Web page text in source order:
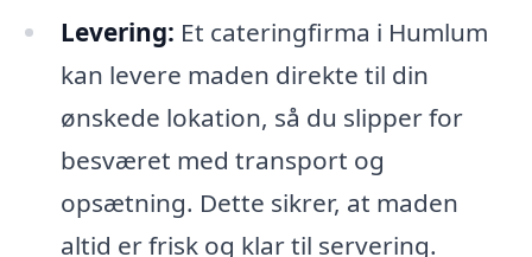
Levering: Et cateringfirma i Humlum
kan levere maden direkte til din
ønskede lokation, så du slipper for
besværet med transport og
opsætning. Dette sikrer, at maden
altid er frisk og klar til servering.